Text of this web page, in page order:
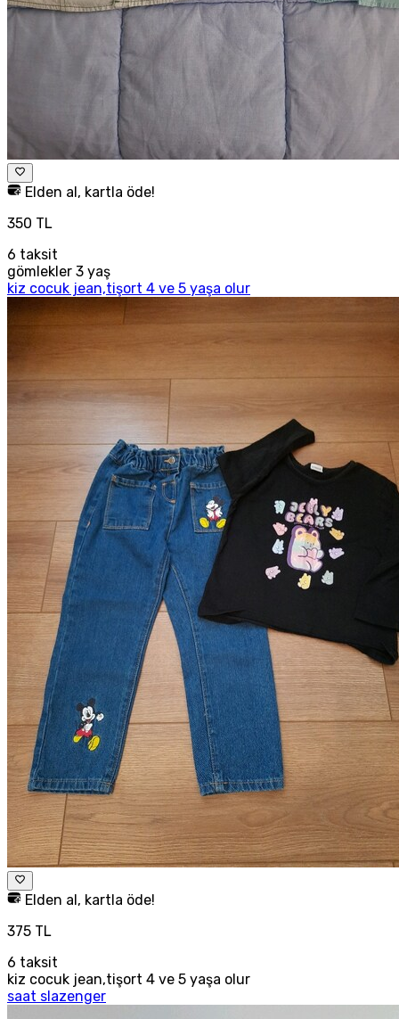
Elden al, kartla öde!
350 TL
6 taksit
gömlekler 3 yaş
kiz cocuk jean,tişort 4 ve 5 yaşa olur
Elden al, kartla öde!
375 TL
6 taksit
kiz cocuk jean,tişort 4 ve 5 yaşa olur
saat slazenger